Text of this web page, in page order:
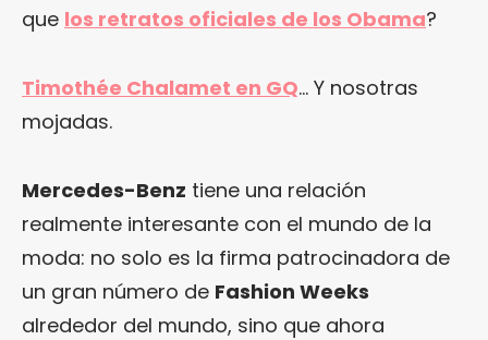
que los retratos oficiales de los Obama?
Timothée Chalamet en GQ… Y nosotras
mojadas.
Mercedes-Benz tiene una relación
realmente interesante con el mundo de la
moda: no solo es la firma patrocinadora de
un gran número de Fashion Weeks
alrededor del mundo, sino que ahora